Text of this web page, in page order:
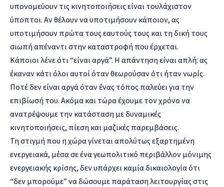
υπονομεύουν τις κινητοποιήσεις είναι τουλάχιστον
ύποπτοι. Αν θέλουν να υποτιμήσουν κάποιον, ας
υποτιμήσουν πρώτα τους εαυτούς τους και τη δική τους
σιωπή απέναντι στην καταστροφή που έρχεται.
Κάποιοι λένε ότι “είναι αργά”. Η απάντηση είναι απλή: ας
έκαναν κάτι όλοι αυτοί όταν θεωρούσαν ότι ήταν νωρίς.
Ποτέ δεν είναι αργά όταν ένας τόπος παλεύει για την
επιβίωσή του. Ακόμα και τώρα έχουμε τον χρόνο να
ανατρέψουμε την κατάσταση με δυναμικές
κινητοποιήσεις, πίεση και μαζικές παρεμβάσεις.
Τη στιγμή που η χώρα γίνεται απολύτως εξαρτημένη
ενεργειακά, μέσα σε ένα γεωπολιτικό περιβάλλον μόνιμης
ενεργειακής κρίσης, δεν υπάρχει καμία δικαιολογία ότι
“δεν μπορούμε” να δώσουμε παράταση λειτουργίας στις